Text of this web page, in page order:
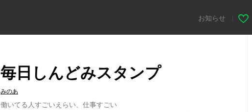
お知らせ
毎日しんどみスタンプ
みのあ
働いてる人すごいえらい、仕事すごい